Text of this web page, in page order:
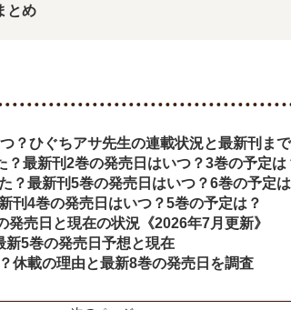
とめ
？ひぐちアサ先生の連載状況と最新刊ま
最新刊2巻の発売日はいつ？3巻の予定は
？最新刊5巻の発売日はいつ？6巻の予定
刊4巻の発売日はいつ？5巻の予定は？
売日と現在の状況《2026年7月更新》
新5巻の発売日予想と現在
休載の理由と最新8巻の発売日を調査